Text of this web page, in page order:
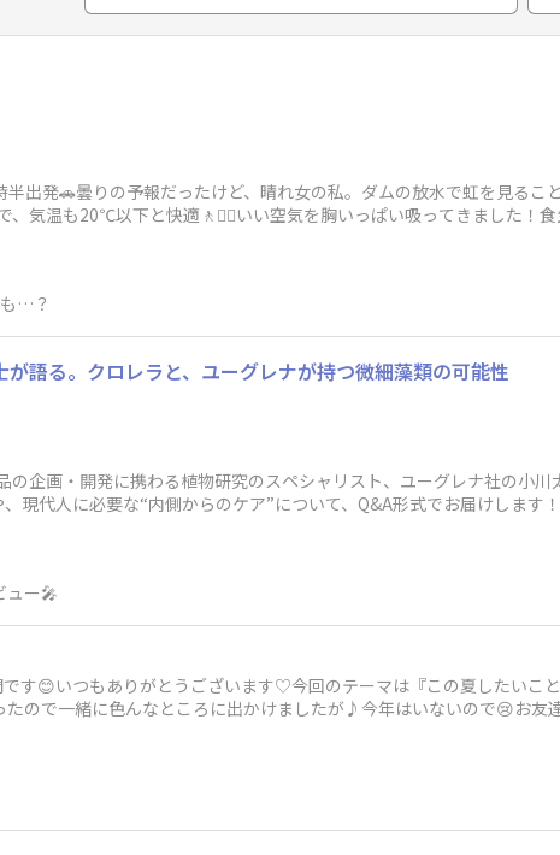
出発🚗曇りの予報だったけど、晴れ女の私。ダムの放水で虹を見るこ
気温も20℃以下と快適🚶🚶‍♀️いい空気を胸いっぱい吸ってきました！
…？
語る。クロレラと、ユーグレナが持つ微細藻類の可能性
の企画・開発に携わる植物研究のスペシャリスト、ユーグレナ社の小川
現代人に必要な“内側からのケア”について、Q&A形式でお届けします
ュー🎤
す😊いつもありがとうございます♡今回のテーマは『この夏したいこ
ので一緒に色んなところに出かけましたが♪今年はいないので😢お友